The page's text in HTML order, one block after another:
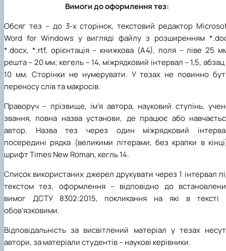
Вимоги до оформлення тез:
Обсяг тез – до 3-х сторінок, текстовий редактор
Word for Windows у вигляді файлу з розширенням
*.docx, *.rtf, орієнтація – книжкова (А4), поля – ліве 25
решта – 20 мм; кегель – 14, міжрядковий інтервал – 1,5, абзац
10 мм. Сторінки не нумерувати. У тезах не повинно
переносу слів та макросів.
Праворуч – прізвище, ім’я автора, науковий ступінь,
звання, повна назва установи, де працює або
автор. Назва тез через один міжрядковий
посередині рядка (великими літерами, без крапки в
шрифт Times New Roman, кегль 14.
Список використаних джерел друкувати через 1 інтервал
текстом тез, оформлення – відповідно до
вимог ДСТУ 8302:2015, покликання на які в тексті
обов’язковими.
Відповідальність за висвітлений матеріал у тезах
автори, за матеріали студентів – наукові керівники.